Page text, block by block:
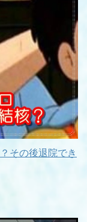
その後退院でき